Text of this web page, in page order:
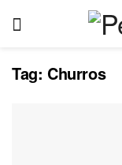
Tag: Churros